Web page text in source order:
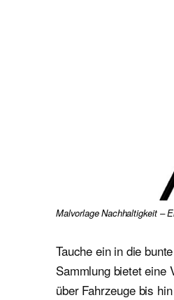
Malvorlage Nachhaltigkeit –
Tauche ein in die
Sammlung bietet eine
über Fahrzeuge bis